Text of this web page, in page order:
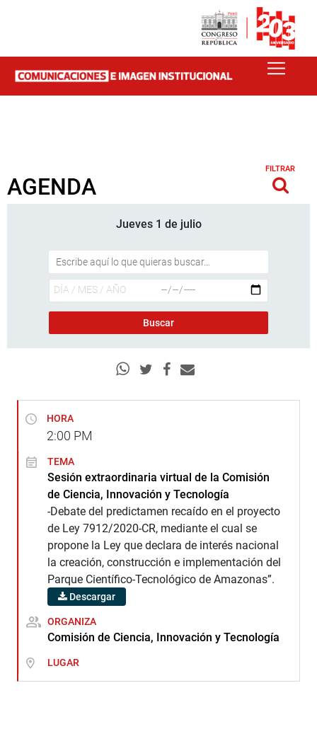
AGENDA
FILTRAR
Jueves 1 de julio
HORA
2:00 PM
TEMA
Sesión extraordinaria virtual de la Comisión
de Ciencia, Innovación y Tecnología
-Debate del predictamen recaído en el proyecto
de Ley 7912/2020-CR, mediante el cual se
propone la Ley que declara de interés nacional
la creación, construcción e implementación del
Parque Científico-Tecnológico de Amazonas”.
Descargar
ORGANIZA
Comisión de Ciencia, Innovación y Tecnología
LUGAR